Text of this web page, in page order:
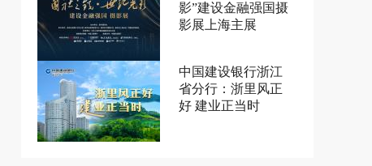
影”建设金融强国摄
影展上海主展
中国建设银行浙江
省分行：浙里风正
好 建业正当时